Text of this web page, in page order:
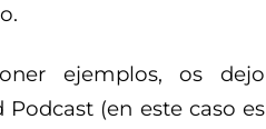
ejemplos, os dejo
(en este caso es